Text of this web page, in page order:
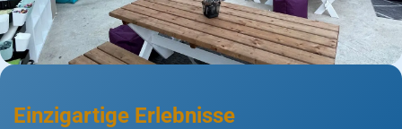
Einzigartige Erlebnisse